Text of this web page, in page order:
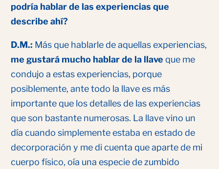
podría hablar de las experiencias que
describe ahí?
D.M.: Más que hablarle de aquellas experiencias,
me gustará mucho hablar de la llave que me
condujo a estas experiencias, porque
posiblemente, ante todo la llave es más
importante que los detalles de las experiencias
que son bastante numerosas. La llave vino un
día cuando simplemente estaba en estado de
decorporación y me di cuenta que aparte de mi
cuerpo físico, oía una especie de zumbido